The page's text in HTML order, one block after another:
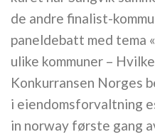
de andre finalist-
paneldebatt med tema
ulike kommuner –
Konkurransen Norges
i eiendomsforvaltning
in norway første gang